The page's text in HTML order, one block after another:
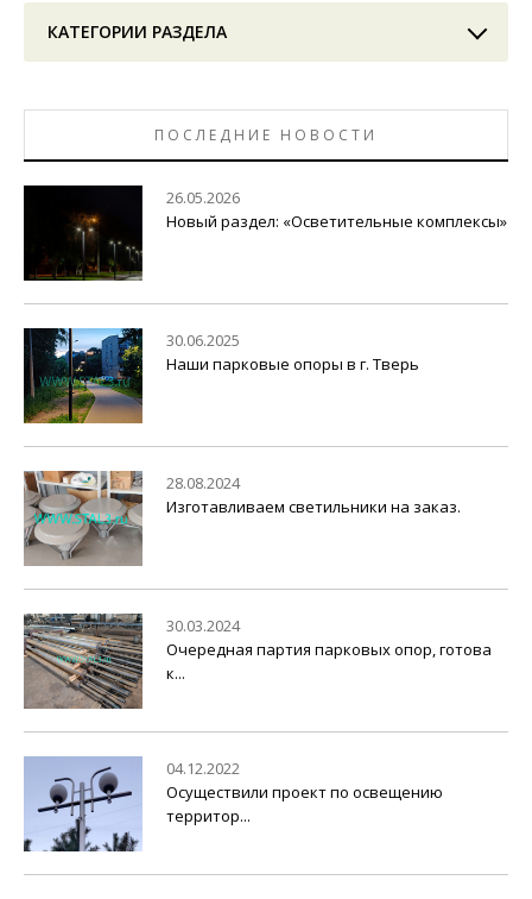
КАТЕГОРИИ РАЗДЕЛА
ПОСЛЕДНИЕ НОВОСТИ
26.05.2026
Новый раздел: «Осветительные комплексы»
30.06.2025
Наши парковые опоры в г. Тверь
28.08.2024
Изготавливаем светильники на заказ.
30.03.2024
Очередная партия парковых опор, готова
к...
04.12.2022
Осуществили проект по освещению
территор...